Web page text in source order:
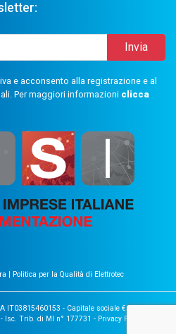
e acconsento alla registrazione e al
Per maggiori informazioni clicca
| Politica per la Qualità di Elettrotec
IT03815460153 - Capitale sociale €
Isc. Trib. di MI n° 177731 - Privacy Policy